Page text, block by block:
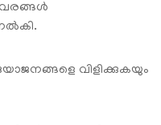
വിളിക്കുകയും